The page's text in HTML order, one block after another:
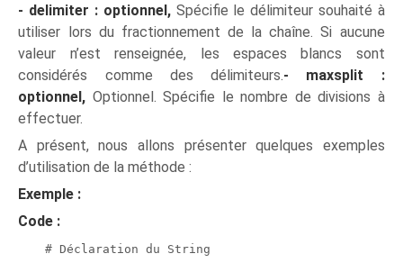
- delimiter : optionnel,Spécifie le délimiteur souhaité à
utiliser lors du fractionnement de la chaîne. Si aucune
valeur n’est renseignée, les espaces blancs sont
considérés comme des délimiteurs.- maxsplit :
optionnel, Optionnel. Spécifie le nombre de divisions à
effectuer.
A présent, nous allons présenter quelques exemples
d’utilisation de la méthode :
Exemple :
Code :
# Déclaration du String